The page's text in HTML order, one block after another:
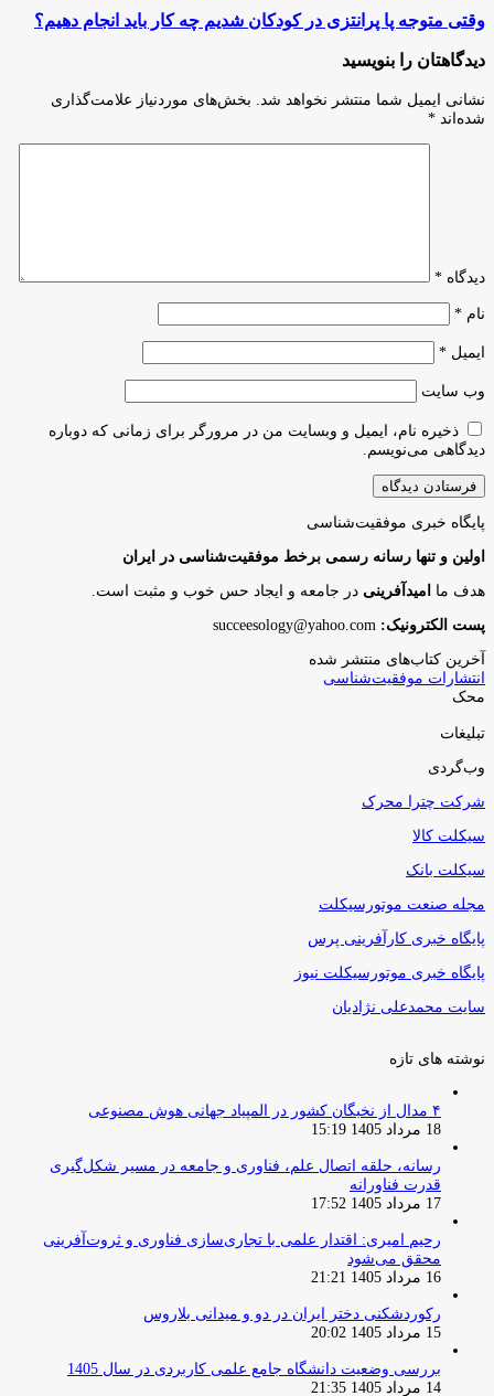
مشکلات
دندان
فک
کودکی
تا
بزرگسالی
وقتی
پا
در
کودکان
وقتی متوجه پا پرانتزی در کودکان شدیم چه کار باید انجام دهیم؟
دیدگاهتان را بنویسید
نشانی ایمیل شما منتشر نخواهد شد.
بخش‌های موردنیاز علامت‌گذاری
شده‌اند *
دیدگاه *
نام *
ایمیل *
وب‌ سایت
ذخیره نام، ایمیل و وبسایت من در مرورگر برای زمانی که دوباره
دیدگاهی می‌نویسم.
پایگاه‌ خبری موفقیت‌شناسی
اولین و تنها رسانه رسمی برخط موفقیت‌شناسی در ایران
هدف ما امیدآفرینی در جامعه و ایجاد حس خوب و مثبت است.
پست الکترونیک:
آخرین کتاب‌های منتشر شده
انتشارات موفقیت‌شناسی
محک
تبلیغات
وب‌گردی
شرکت چترا محرک
سیکلت کالا
سیکلت بانک
مجله صنعت موتورسیکلت
پایگاه خبری کارآفرینی پرس
پایگاه خبری موتورسیکلت نیوز
سایت محمدعلی نژادیان
نوشته های تازه
۴ مدال از نخبگان کشور در المپیاد جهانی هوش مصنوعی
18 مرداد 1405 15:19
رسانه، حلقه اتصال علم، فناوری و جامعه در مسیر شکل‌گیری
قدرت فناورانه
17 مرداد 1405 17:52
رحیم امیری: اقتدار علمی با تجاری‌سازی فناوری و ثروت‌آفرینی
محقق می‌شود
16 مرداد 1405 21:21
رکوردشکنی دختر ایران در دو و میدانی بلاروس
15 مرداد 1405 20:02
بررسی وضعیت دانشگاه جامع علمی کاربردی در سال 1405
14 مرداد 1405 21:35